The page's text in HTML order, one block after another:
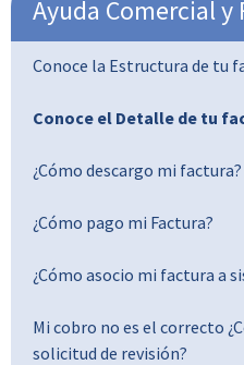
Ayuda Comercial y
Conoce la Estructura de tu
Conoce el Detalle de tu
¿Cómo descargo mi factura?
¿Cómo pago mi Factura?
¿Cómo asocio mi factura a
Mi cobro no es el correcto
solicitud de revisión?